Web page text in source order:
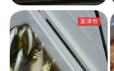
富津市